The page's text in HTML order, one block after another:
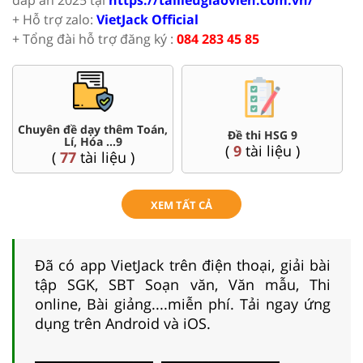
+ Hỗ trợ zalo: VietJack Official
+ Tổng đài hỗ trợ đăng ký : 084 283 45 85
Chuyên đề dạy thêm Toán,
Lí, Hóa ...9
( 77tài liệu )
Đề thi HSG 9
( 9tài liệu )
XEM TẤT CẢ
Đã có app VietJack trên điện thoại, giải bài
tập SGK, SBT Soạn văn, Văn mẫu, Thi
online, Bài giảng....miễn phí. Tải ngay ứng
dụng trên Android và iOS.